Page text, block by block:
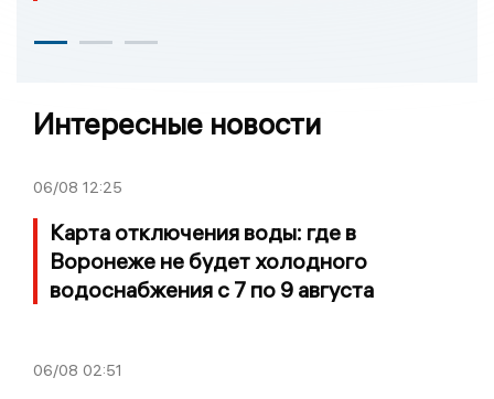
Интересные новости
06/08 12:25
Карта отключения воды: где в
Воронеже не будет холодного
водоснабжения с 7 по 9 августа
06/08 02:51